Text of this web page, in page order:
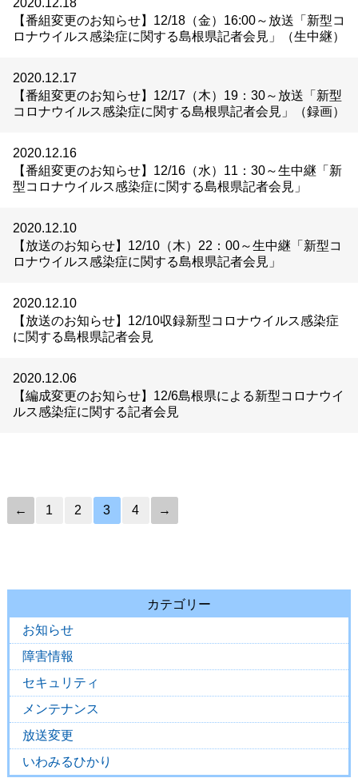
2020.12.18
【番組変更のお知らせ】12/18（金）16:00～放送「新型コ
ロナウイルス感染症に関する島根県記者会見」（生中継）
2020.12.17
【番組変更のお知らせ】12/17（木）19：30～放送「新型
コロナウイルス感染症に関する島根県記者会見」（録画）
2020.12.16
【番組変更のお知らせ】12/16（水）11：30～生中継「新
型コロナウイルス感染症に関する島根県記者会見」
2020.12.10
【放送のお知らせ】12/10（木）22：00～生中継「新型コ
ロナウイルス感染症に関する島根県記者会見」
2020.12.10
【放送のお知らせ】12/10収録新型コロナウイルス感染症
に関する島根県記者会見
2020.12.06
【編成変更のお知らせ】12/6島根県による新型コロナウイ
ルス感染症に関する記者会見
← 1 2 3 4 →
カテゴリー
お知らせ
障害情報
セキュリティ
メンテナンス
放送変更
いわみるひかり